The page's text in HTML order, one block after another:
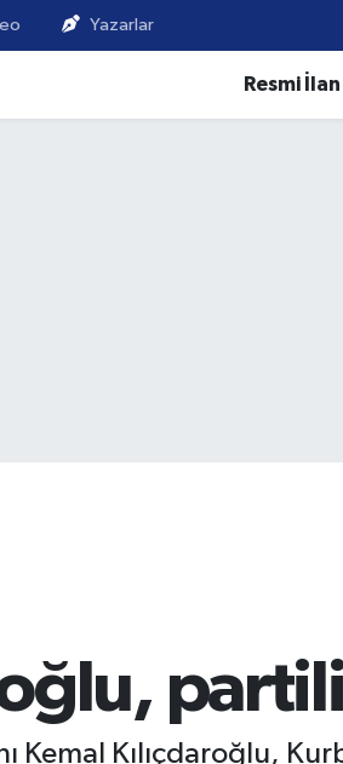
Yazarlar
Resmi İlan
Kemal Kılıçdaroğlu,